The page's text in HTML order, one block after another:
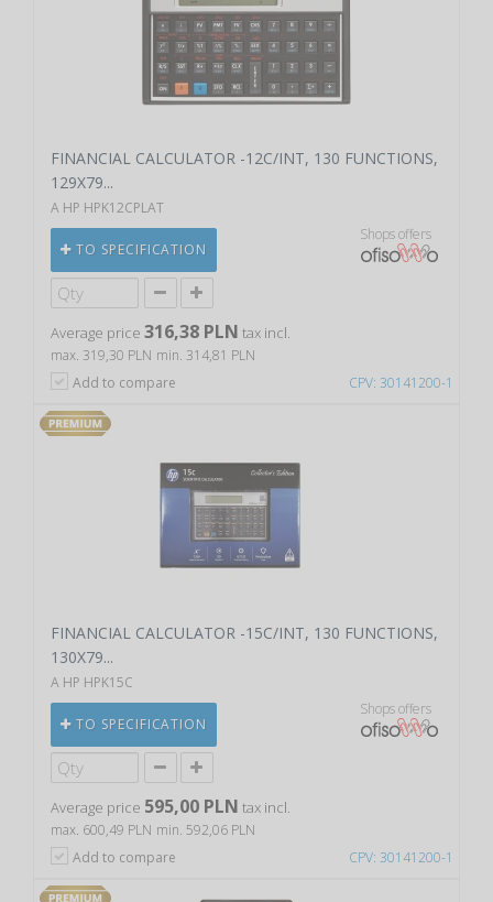
CPV: 30141200-1
FINANCIAL CALCULATOR -12C/INT, 130 FUNCTIONS,
129X79...
A HP HPK12CPLAT
TO SPECIFICATION
Shops offers
Average price 316,38 PLN tax incl.
max. 319,30 PLN min. 314,81 PLN
Add to compare
CPV: 30141200-1
FINANCIAL CALCULATOR -15C/INT, 130 FUNCTIONS,
130X79...
A HP HPK15C
TO SPECIFICATION
Shops offers
Average price 595,00 PLN tax incl.
max. 600,49 PLN min. 592,06 PLN
Add to compare